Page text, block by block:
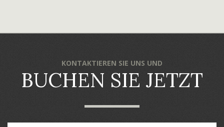
KONTAKTIEREN SIE UNS UND
BUCHEN SIE JETZT